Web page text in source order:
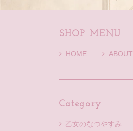
SHOP MENU
HOME ABOUT
Category
乙女のなつやすみ